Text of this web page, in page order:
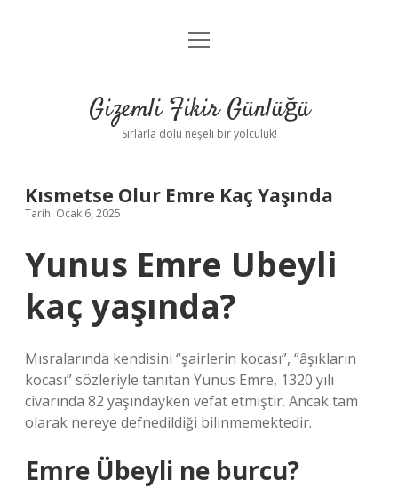
Anasayfa
Yasal Uyarı
menüyü
Gizemli Fikir Günlüğü
Sırlarla dolu neşeli bir yolculuk!
Kısmetse Olur Emre Kaç Yaşında
Tarih: Ocak 6, 2025
Yunus Emre Ubeyli
kaç yaşında?
Mısralarında kendisini “şairlerin kocası”, “âşıkların
kocası” sözleriyle tanıtan Yunus Emre, 1320 yılı
civarında 82 yaşındayken vefat etmiştir. Ancak tam
olarak nereye defnedildiği bilinmemektedir.
Emre Übeyli ne burcu?